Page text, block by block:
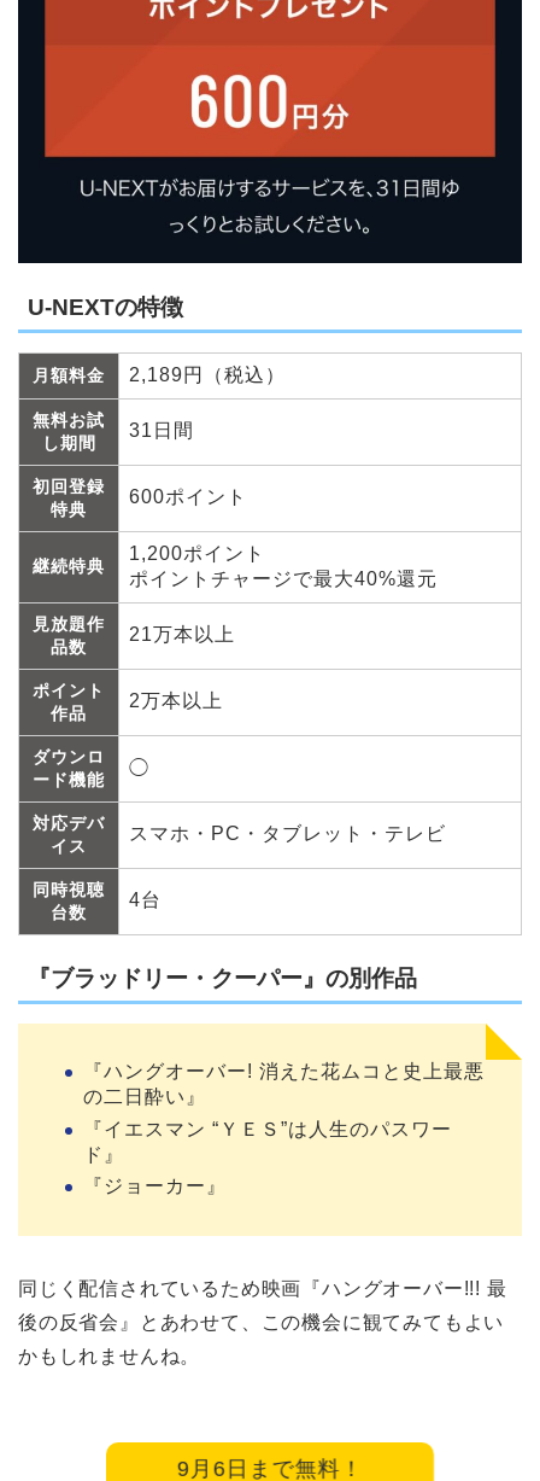
U-NEXTの特徴
月額料金 2,189円（税込）
無料お試
し期間
31日間
初回登録
特典
600ポイント
継続特典
1,200ポイント
ポイントチャージで最大40%還元
見放題作
品数
21万本以上
ポイント
作品
2万本以上
ダウンロ
ード機能
◯
対応デバ
イス
スマホ・PC・タブレット・テレビ
同時視聴
台数
4台
『ブラッドリー・クーパー』の別作品
『ハングオーバー! 消えた花ムコと史上最悪
の二日酔い』
『イエスマン “ＹＥＳ”は人生のパスワー
ド』
『ジョーカー』
同じく配信されているため映画『ハングオーバー!!! 最
後の反省会』とあわせて、この機会に観てみてもよい
かもしれませんね。
9月6日まで無料！